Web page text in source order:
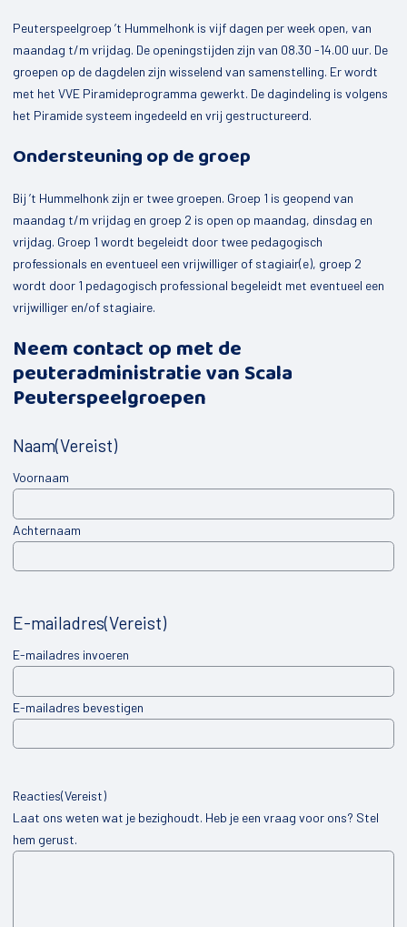
Elsloo
Oldeberkoop
Haule
Waskemeer
Langedijke
Nijeberkoop
Fochteloo
Makkinga
Oosterwolde
Haulerwijk
Over ons
Contact
Peuterspeelgroep ’t Hummelhonk is vijf dagen per week open, van
maandag t/m vrijdag. De openingstijden zijn van 08.30 -14.00 uur. De
groepen op de dagdelen zijn wisselend van samenstelling. Er wordt
met het VVE Piramideprogramma gewerkt. De dagindeling is volgens
het Piramide systeem ingedeeld en vrij gestructureerd.
Ondersteuning op de groep
Bij ’t Hummelhonk zijn er twee groepen. Groep 1 is geopend van
maandag t/m vrijdag en groep 2 is open op maandag, dinsdag en
vrijdag. Groep 1 wordt begeleidt door twee pedagogisch
professionals en eventueel een vrijwilliger of stagiair(e), groep 2
wordt door 1 pedagogisch professional begeleidt met eventueel een
vrijwilliger en/of stagiaire.
Neem contact op met de
peuteradministratie van Scala
Peuterspeelgroepen
Naam(Vereist)
Voornaam
Achternaam
E-mailadres(Vereist)
E-mailadres invoeren
E-mailadres bevestigen
Reacties(Vereist)
Laat ons weten wat je bezighoudt. Heb je een vraag voor ons? Stel
hem gerust.